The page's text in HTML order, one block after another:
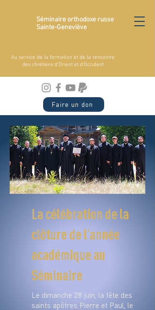
Séminaire orthodoxe russe
Sainte-Geneviève
Au service de la formation et de la rencontre
des chrétiens d'Orient et d'Occident
Faire un don
La célébration de la
clôture de l’année
académique au
Séminaire
Le dimanche 28 juin, la fête des
saints apôtres Pierre et Paul, le